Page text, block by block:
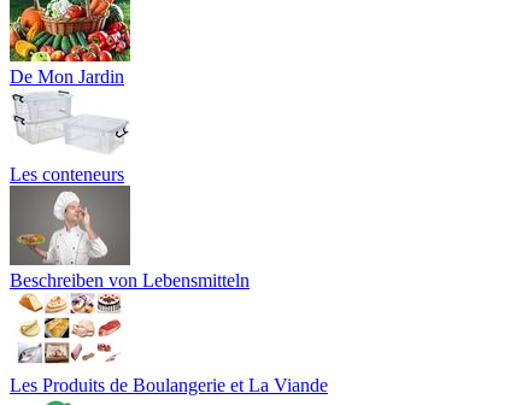
De Mon Jardin
Les conteneurs
Beschreiben von Lebensmitteln
Les Produits de Boulangerie et La Viande